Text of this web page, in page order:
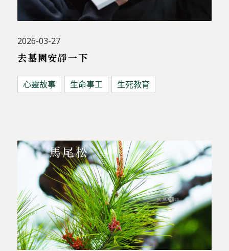
2026-03-27
去墓園安靜一下
心靈故事 生命事工 生死教育